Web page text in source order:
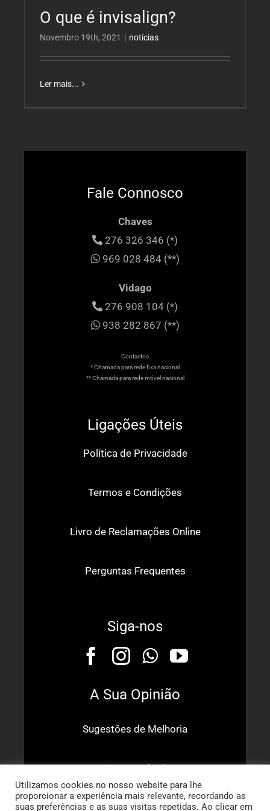
O que é invisalign?
Novembro 19th, 2021 | notícias
Ler mais...
Fale Connosco
Chaves
276 326 346 (*)
969 028 484 (**)
Vidago
276 908 104 (*)
938 282 867 (**)
Contactos
* Chamada para rede fixa nacional
** Chamada para rede móvel nacional
Ligações Úteis
Política de Privacidade
Termos e Condições
Livro de Reclamações Online
Perguntas Frequentes
Siga-nos
A Sua Opinião
Sugestões de Melhoria
Dê o Seu Elogio
Utilizamos cookies no nosso website para lhe
proporcionar a experiência mais relevante, recordando as
suas preferências e as suas visitas repetidas. Ao clicar em